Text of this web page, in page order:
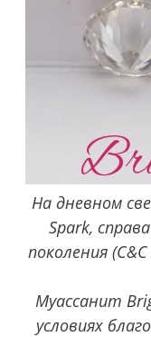
На дневном
Spark,
поколения
Муассанит
условиях